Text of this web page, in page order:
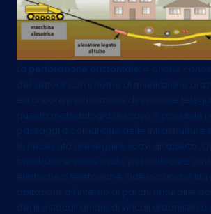
La perforazione orizzontale
, è anche
del settore con il nome di trivellazione
ed ancora perforazione direzionale
questa metodologia di scavo è possibile
passaggi o comunque delle infrastrutture
la necessità di eseguire scavi all’aperto.
trivellazione viene usato per collocare
elettriche o telefoniche, adesso anche
abitazioni, all’interno di parchi naturali e
degli ostacoli anche di vincoli urbanistici o